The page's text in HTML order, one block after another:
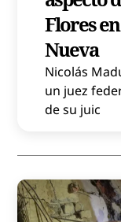
Flores
Nueva
Nicolás
un juez
de su juic